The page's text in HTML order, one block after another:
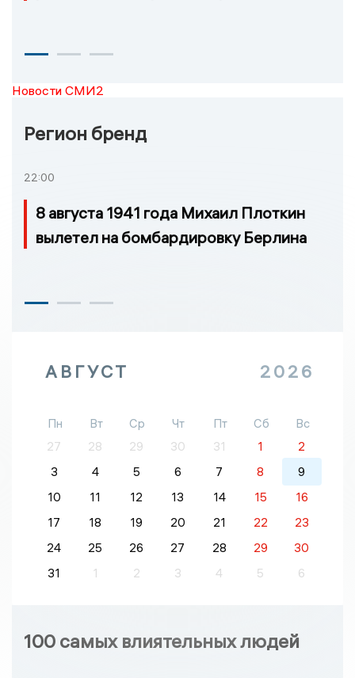
Новости СМИ2
Регион бренд
22:00
8 августа 1941 года Михаил Плоткин
вылетел на бомбардировку Берлина
АВГУСТ 2026
Пн Вт Ср Чт Пт Сб
Вс
27
28 29 30 31 1
2
3
4 5 6 7 8
9
10
11 12 13 14 15
16
17
18 19 20 21 22
23
24
25 26 27 28 29
30
31
1 2 3 4 5 6
100 самых влиятельных людей